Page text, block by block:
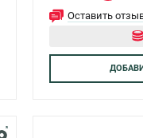
Оставить